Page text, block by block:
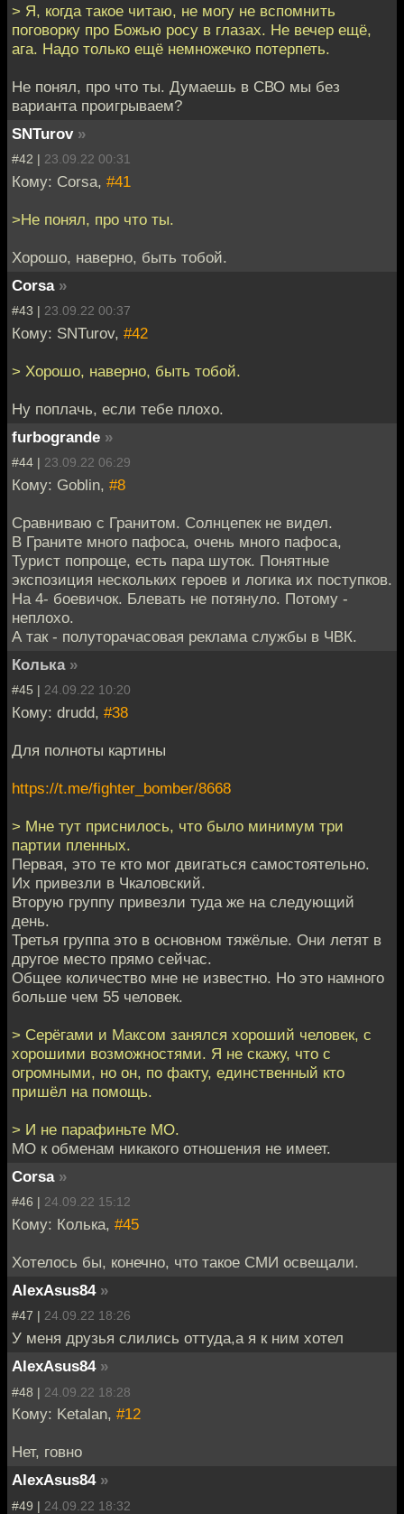
> Я, когда такое читаю, не могу не вспомнить
поговорку про Божью росу в глазах. Не вечер ещё,
ага. Надо только ещё немножечко потерпеть.
Не понял, про что ты. Думаешь в СВО мы без
варианта проигрываем?
SNTurov »
#42 | 23.09.22 00:31
Кому: Corsa, #41
>Не понял, про что ты.
Хорошо, наверно, быть тобой.
Corsa »
#43 | 23.09.22 00:37
Кому: SNTurov, #42
> Хорошо, наверно, быть тобой.
Ну поплачь, если тебе плохо.
furbogrande »
#44 | 23.09.22 06:29
Кому: Goblin, #8
Сравниваю с Гранитом. Солнцепек не видел.
В Граните много пафоса, очень много пафоса,
Турист попроще, есть пара шуток. Понятные
экспозиция нескольких героев и логика их поступков.
На 4- боевичок. Блевать не потянуло. Потому -
неплохо.
А так - полуторачасовая реклама службы в ЧВК.
Колька »
#45 | 24.09.22 10:20
Кому: drudd, #38
Для полноты картины
https://t.me/fighter_bomber/8668
> Мне тут приснилось, что было минимум три
партии пленных.
Первая, это те кто мог двигаться самостоятельно.
Их привезли в Чкаловский.
Вторую группу привезли туда же на следующий
день.
Третья группа это в основном тяжёлые. Они летят в
другое место прямо сейчас.
Общее количество мне не известно. Но это намного
больше чем 55 человек.
> Серёгами и Максом занялся хороший человек, с
хорошими возможностями. Я не скажу, что с
огромными, но он, по факту, единственный кто
пришёл на помощь.
> И не парафиньте МО.
МО к обменам никакого отношения не имеет.
Corsa »
#46 | 24.09.22 15:12
Кому: Колька, #45
Хотелось бы, конечно, что такое СМИ освещали.
AlexAsus84 »
#47 | 24.09.22 18:26
У меня друзья слились оттуда,а я к ним хотел
AlexAsus84 »
#48 | 24.09.22 18:28
Кому: Ketalan, #12
Нет, говно
AlexAsus84 »
#49 | 24.09.22 18:32